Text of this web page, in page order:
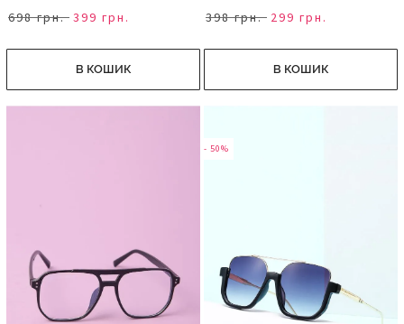
698 грн. 399 грн.
В КОШИК
398 грн. 299 грн.
В КОШИК
- 50%